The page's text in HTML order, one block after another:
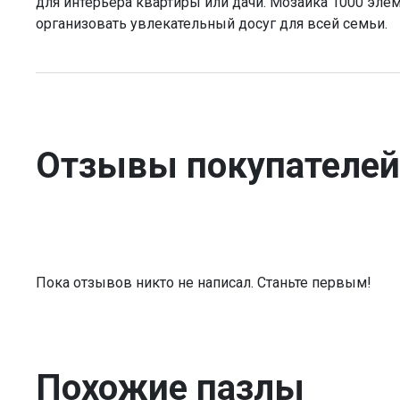
организовать увлекательный досуг для всей семьи.
Отзывы покупателей
Пока отзывов никто не написал. Станьте первым!
Похожие пазлы